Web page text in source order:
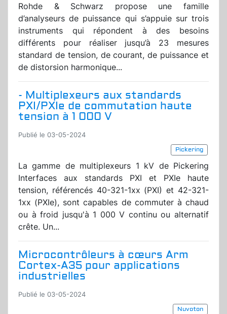
Rohde & Schwarz propose une famille
d’analyseurs de puissance qui s’appuie sur trois
instruments qui répondent à des besoins
différents pour réaliser jusqu’à 23 mesures
standard de tension, de courant, de puissance et
de distorsion harmonique...
- Multiplexeurs aux standards
PXI/PXIe de commutation haute
tension à 1 000 V
Publié le 03-05-2024
Pickering
La gamme de multiplexeurs 1 kV de Pickering
Interfaces aux standards PXI et PXIe haute
tension, référencés 40-321-1xx (PXI) et 42-321-
1xx (PXIe), sont capables de commuter à chaud
ou à froid jusqu'à 1 000 V continu ou alternatif
crête. Un...
Microcontrôleurs à cœurs Arm
Cortex-A35 pour applications
industrielles
Publié le 03-05-2024
Nuvoton